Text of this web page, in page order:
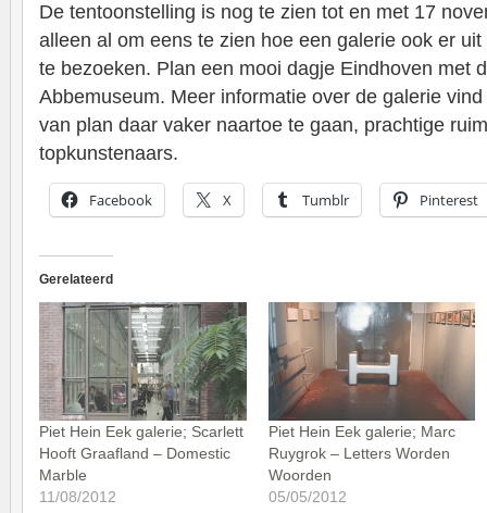
De tentoonstelling is nog te zien tot en met 17
alleen al om eens te zien hoe een galerie ook er
te bezoeken. Plan een mooi dagje Eindhoven met
Abbemuseum. Meer informatie over de galerie
van plan daar vaker naartoe te gaan, prachtige
topkunstenaars.
Facebook X Tumblr Pinterest
Gerelateerd
Piet Hein Eek galerie; Scarlett
Hooft Graafland – Domestic
Marble
11/08/2012
Piet Hein Eek galerie; Marc
Ruygrok – Letters Worden
Woorden
05/05/2012